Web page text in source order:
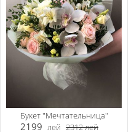
Букет "Мечтательница"
2199 лей 2312лей